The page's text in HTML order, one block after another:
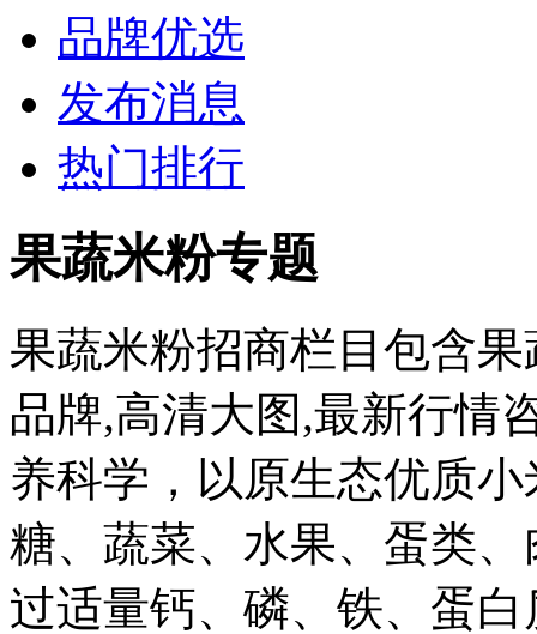
品牌优选
发布消息
热门排行
果蔬米粉专题
果蔬米粉招商栏目包含
品牌,高清大图,最新行情
养科学，以原生态优质
糖、蔬菜、水果、蛋类
过适量钙、磷、铁、蛋